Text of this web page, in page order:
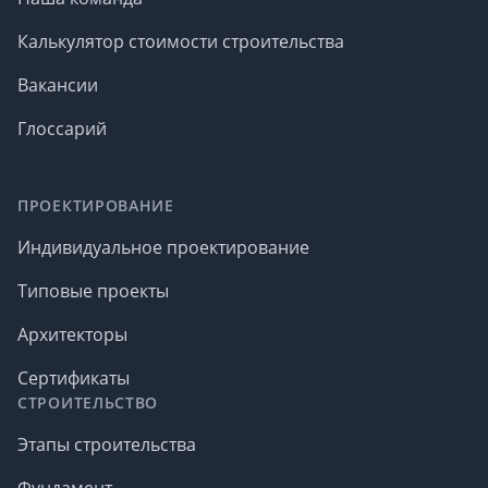
с учетом тенденции на экономию энергии. За счет
удерживают тепло, не допуская его большой
потери. Поэтому зимой дома из газобетона в Киеве
нужно будет меньше отапливать, а летом вы
Небольшой вес. Искусственный камень намного
поэтому он не создает значительной нагрузки на
основание – можно укладывать облегченный
фундамент.
негорючих – он не поддерживает горение и не
газоблока в Киеве полностью соответствует
требованиям пожарной безопасности. Воздействие
более 3 часов.
Калькулятор стоимости строительства
Вакансии
Глоссарий
ПРОЕКТИРОВАНИЕ
Индивидуальное проектирование
Типовые проекты
Архитекторы
Сертификаты
СТРОИТЕЛЬСТВО
Этапы строительства